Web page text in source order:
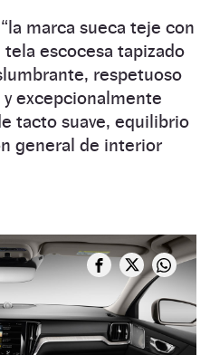
marca sueca teje con
escocesa tapizado
respetuoso
excepcionalmente
tacto suave, equilibrio
general de interior